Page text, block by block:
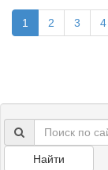
1 2 3 4
Найти